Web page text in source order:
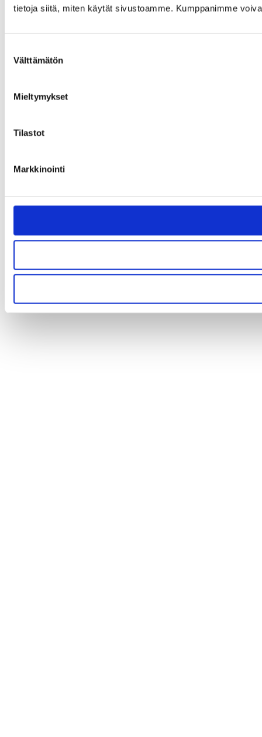
tietoja siitä, miten käytät sivustoamme. Kumppanimme
valinta
Välttämätön
Mieltymykset
Tilastot
Markkinointi